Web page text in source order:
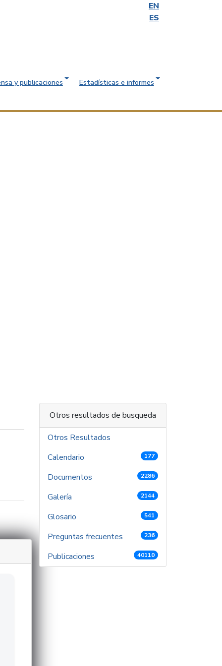
EN
ES
y publicaciones Estadísticas e informes
Otros resultados de busqueda
Otros Resultados
Calendario
177
Documentos 2286
Galería 2144
Glosario 541
Preguntas frecuentes 236
Publicaciones 40110